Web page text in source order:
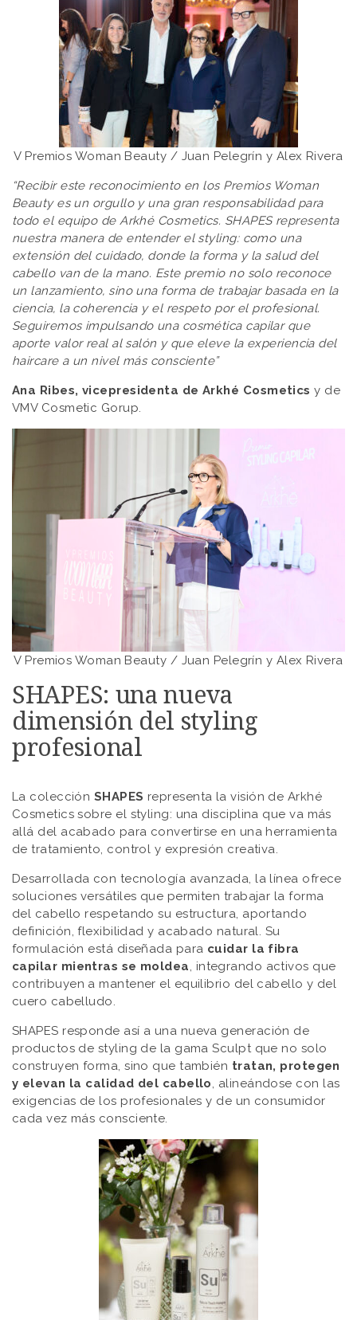
V Premios Woman Beauty / Juan Pelegrín y Alex Rivera
“Recibir este reconocimiento en los Premios Woman
Beauty es un orgullo y una gran responsabilidad para
todo el equipo de Arkhé Cosmetics. SHAPES representa
nuestra manera de entender el styling: como una
extensión del cuidado, donde la forma y la salud del
cabello van de la mano. Este premio no solo reconoce
un lanzamiento, sino una forma de trabajar basada en la
ciencia, la coherencia y el respeto por el profesional.
Seguiremos impulsando una cosmética capilar que
aporte valor real al salón y que eleve la experiencia del
haircare a un nivel más consciente”
Ana Ribes, vicepresidenta de Arkhé Cosmetics y de
VMV Cosmetic Gorup.
V Premios Woman Beauty / Juan Pelegrín y Alex Rivera
SHAPES: una nueva
dimensión del styling
profesional
La colección SHAPES representa la visión de Arkhé
Cosmetics sobre el styling: una disciplina que va más
allá del acabado para convertirse en una herramienta
de tratamiento, control y expresión creativa.
Desarrollada con tecnología avanzada, la línea ofrece
soluciones versátiles que permiten trabajar la forma
del cabello respetando su estructura, aportando
definición, flexibilidad y acabado natural. Su
formulación está diseñada para cuidar la fibra
capilar mientras se moldea , integrando activos que
contribuyen a mantener el equilibrio del cabello y del
cuero cabelludo.
SHAPES responde así a una nueva generación de
productos de styling de la gama Sculpt que no solo
construyen forma, sino que también tratan, protegen
y elevan la calidad del cabello
, alineándose con las
exigencias de los profesionales y de un consumidor
cada vez más consciente.